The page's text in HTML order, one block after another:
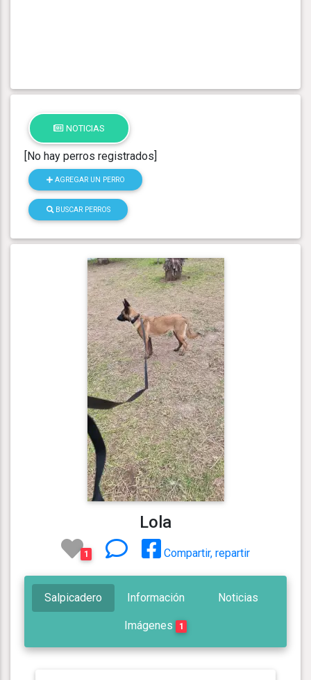
NOTICIAS
[No hay perros registrados]
AGREGAR UN PERRO
BUSCAR PERROS
Lola
1 Compartir, repartir
Salpicadero Información Noticias
Imágenes 1